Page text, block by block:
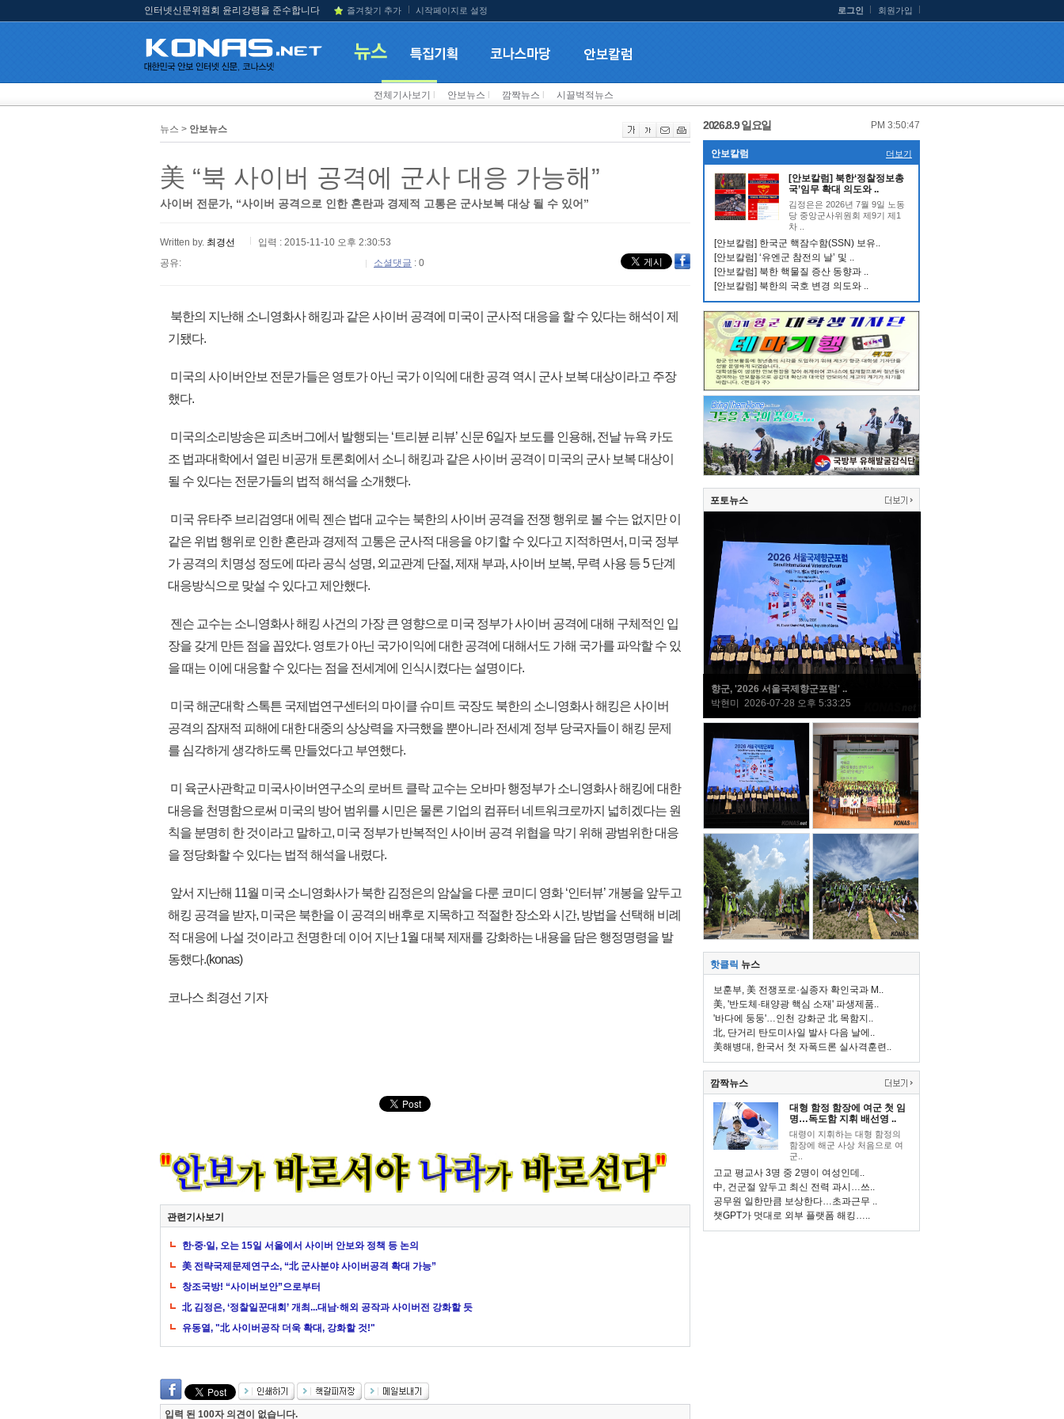
인터넷신문위원회 윤리강령을 준수합니다 즐겨찾기 추가 시작페이지로 설정 로그인 회원가입
전체기사보기 안보뉴스 깜짝뉴스 시끌벅적뉴스
뉴스 > 안보뉴스
美 “북 사이버 공격에 군사 대응 가능해”
사이버 전문가, “사이버 공격으로 인한 혼란과 경제적 고통은 군사보복 대상 될 수 있어”
Written by. 최경선
입력 : 2015-11-10 오후 2:30:53
공유:
소셜댓글 : 0
북한의 지난해 소니영화사 해킹과 같은 사이버 공격에 미국이 군사적 대응을 할 수 있다는 해석이 제
기됐다.
미국의 사이버안보 전문가들은 영토가 아닌 국가 이익에 대한 공격 역시 군사 보복 대상이라고 주장
했다.
미국의소리방송은 피츠버그에서 발행되는 ‘트리뷴 리뷰’ 신문 6일자 보도를 인용해, 전날 뉴욕 카도
조 법과대학에서 열린 비공개 토론회에서 소니 해킹과 같은 사이버 공격이 미국의 군사 보복 대상이
될 수 있다는 전문가들의 법적 해석을 소개했다.
미국 유타주 브리검영대 에릭 젠슨 법대 교수는 북한의 사이버 공격을 전쟁 행위로 볼 수는 없지만 이
같은 위법 행위로 인한 혼란과 경제적 고통은 군사적 대응을 야기할 수 있다고 지적하면서, 미국 정부
가 공격의 치명성 정도에 따라 공식 성명, 외교관계 단절, 제재 부과, 사이버 보복, 무력 사용 등 5 단계
대응방식으로 맞설 수 있다고 제안했다.
젠슨 교수는 소니영화사 해킹 사건의 가장 큰 영향으로 미국 정부가 사이버 공격에 대해 구체적인 입
장을 갖게 만든 점을 꼽았다. 영토가 아닌 국가이익에 대한 공격에 대해서도 가해 국가를 파악할 수 있
을 때는 이에 대응할 수 있다는 점을 전세계에 인식시켰다는 설명이다.
미국 해군대학 스톡튼 국제법연구센터의 마이클 슈미트 국장도 북한의 소니영화사 해킹은 사이버
공격의 잠재적 피해에 대한 대중의 상상력을 자극했을 뿐아니라 전세계 정부 당국자들이 해킹 문제
를 심각하게 생각하도록 만들었다고 부연했다.
미 육군사관학교 미국사이버연구소의 로버트 클락 교수는 오바마 행정부가 소니영화사 해킹에 대한
대응을 천명함으로써 미국의 방어 범위를 시민은 물론 기업의 컴퓨터 네트워크로까지 넓히겠다는 원
칙을 분명히 한 것이라고 말하고, 미국 정부가 반복적인 사이버 공격 위협을 막기 위해 광범위한 대응
을 정당화할 수 있다는 법적 해석을 내렸다.
앞서 지난해 11월 미국 소니영화사가 북한 김정은의 암살을 다룬 코미디 영화 ‘인터뷰’ 개봉을 앞두고
해킹 공격을 받자, 미국은 북한을 이 공격의 배후로 지목하고 적절한 장소와 시간, 방법을 선택해 비례
적 대응에 나설 것이라고 천명한 데 이어 지난 1월 대북 제재를 강화하는 내용을 담은 행정명령을 발
동했다.(konas)
코나스 최경선 기자
관련기사보기
한∙중∙일, 오는 15일 서울에서 사이버 안보와 정책 등 논의
美 전략국제문제연구소, “北 군사분야 사이버공격 확대 가능”
창조국방! “사이버보안”으로부터
北 김정은, ‘정찰일꾼대회’ 개최...대남·해외 공작과 사이버전 강화할 듯
유동열, "北 사이버공작 더욱 확대, 강화할 것!"
입력 된 100자 의견이 없습니다.
2026.8.9 일요일 PM 3:50:48
안보칼럼 더보기
[안보칼럼] 북한‘정찰정보총
국’임무 확대 의도와 ..
김정은은 2026년 7월 9일 노동
당 중앙군사위원회 제9기 제1
차 ..
[안보칼럼] 한국군 핵잠수함(SSN) 보유..
[안보칼럼] ‘유엔군 참전의 날’ 및 ..
[안보칼럼] 북한 핵물질 증산 동향과 ..
[안보칼럼] 북한의 국호 변경 의도와 ..
포토뉴스
향군, '2026 서울국제향군포럼' ..
박현미 2026-07-28 오후 5:33:25
핫클릭 뉴스
보훈부, 美 전쟁포로·실종자 확인국과 M..
美, '반도체·태양광 핵심 소재' 파생제품..
'바다에 둥둥'…인천 강화군 北 목함지..
北, 단거리 탄도미사일 발사 다음 날에..
美해병대, 한국서 첫 자폭드론 실사격훈련..
깜짝뉴스
대형 함정 함장에 여군 첫 임
명…독도함 지휘 배선영 ..
대령이 지휘하는 대형 함정의
함장에 해군 사상 처음으로 여
군..
고교 평교사 3명 중 2명이 여성인데..
中, 건군절 앞두고 최신 전력 과시…쓰..
공무원 일한만큼 보상한다…초과근무 ..
챗GPT가 멋대로 외부 플랫폼 해킹…..